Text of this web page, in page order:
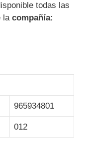
todas las
la compañía:
965934801
012